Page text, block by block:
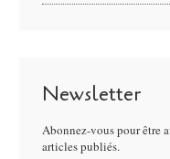
Newsletter
Abonnez-vous pour être
articles publiés.